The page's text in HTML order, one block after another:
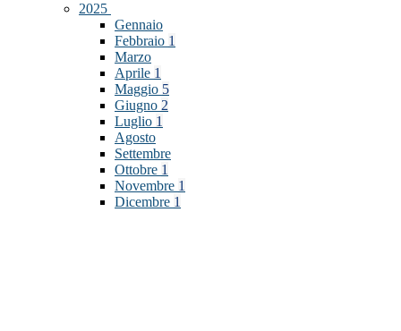
2025
Gennaio
Febbraio 1
Marzo
Aprile 1
Maggio 5
Giugno 2
Luglio 1
Agosto
Settembre
Ottobre 1
Novembre 1
Dicembre 1